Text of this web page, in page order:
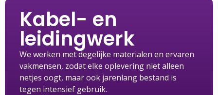
Kabel- en
leidingwerk
We werken met degelijke materialen en ervaren
vakmensen, zodat elke oplevering niet alleen
netjes oogt, maar ook jarenlang bestand is
tegen intensief gebruik.